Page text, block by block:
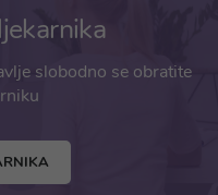
slobodno se obratite